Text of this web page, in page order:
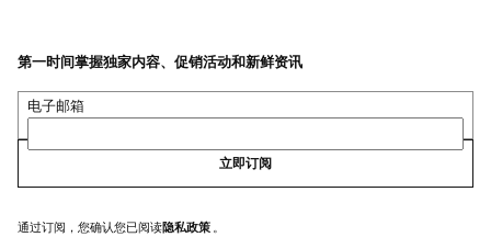
第一时间掌握独家内容、促销活动和新鲜资讯
电子邮箱
立即订阅
通过订阅，您确认您已阅读隐私政策